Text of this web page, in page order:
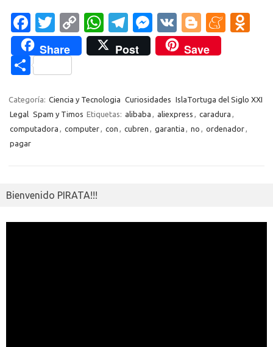
Fa
c
e
b
o
o
k
T
w
it
te
r
C
o
p
Li
n
k
W
h
at
A
p
T
el
e
a
m
M
es
se
g
er
V
K
Bl
o
g
er
M
a
m
kl
Share Post Save
C
m
p
ar
Categoría: Ciencia y Tecnologia Curiosidades IslaTortuga del Siglo XXI
Legal Spam y Timos Etiquetas: alibaba aliexpress caradura
computadora
computer con cubren garantia no ordenador
pagar
Bienvenido PIRATA!!!